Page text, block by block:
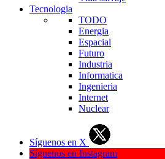
Tecnologia
TODO
Energia
Espacial
Futuro
Industria
Informatica
Ingenieria
Internet
Nuclear
Síguenos en X
Síguenos en Instagram